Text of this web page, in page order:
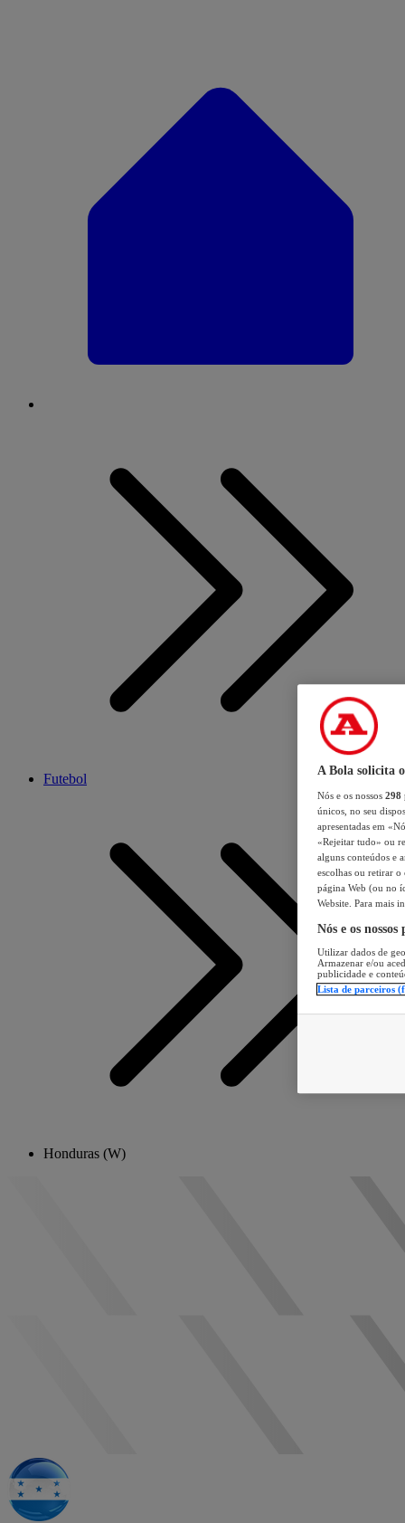
Futebol
Honduras (W)
A Bola solicita
Nós e os nossos 298
únicos, no seu
apresentadas em
«Rejeitar tudo» ou
alguns conteúdos e
escolhas ou retirar
página Web (ou no
Website. Para mais
Nós e os
Utilizar dados de
Armazenar e/ou
publicidade e
Lista de parceiros